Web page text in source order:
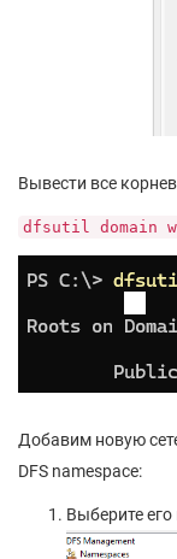
Вывести все
dfsutil domain
Добавим новую
DFS namespace:
Выберите